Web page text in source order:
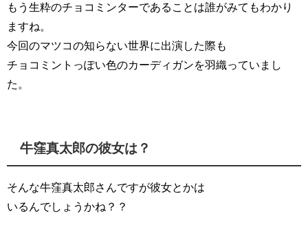
もう生粋のチョコミンターであることは誰がみてもわかり
ますね。
今回のマツコの知らない世界に出演した際も
チョコミントっぽい色のカーディガンを羽織っていまし
た。
牛窪真太郎の彼女は？
そんな牛窪真太郎さんですが彼女とかは
いるんでしょうかね？？